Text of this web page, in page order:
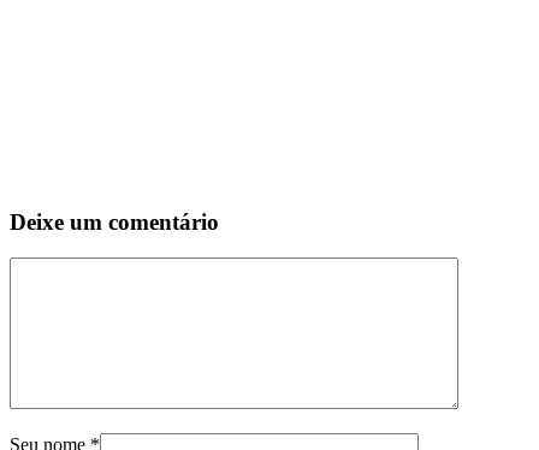
Deixe um comentário
Seu nome *